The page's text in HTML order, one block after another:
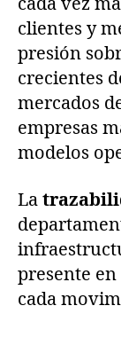
clientes y
presión
crecientes
mercados
empresas
modelos
La
presente
cada